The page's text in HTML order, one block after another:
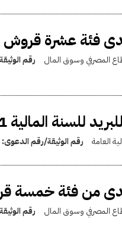
فئة عشرة
المصرفي وسوق المال رقم
للسنة المالية 81\1982
العامة رقم الوثيقة/رقم الدعوى:
من فئة خمسة
المصرفي وسوق المال رقم